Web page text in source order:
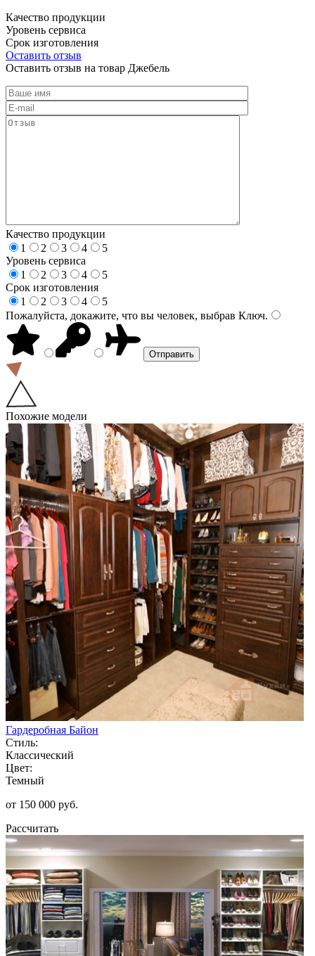
Качество продукции
Уровень сервиса
Срок изготовления
Оставить отзыв
Оставить отзыв на товар Джебель
Качество продукции
1
2 3 4
5
Уровень сервиса
1
2 3 4
5
Срок изготовления
1
2 3 4
5
Пожалуйста, докажите, что вы человек, выбрав Ключ.
Похожие модели
Гардеробная Байон
Стиль:
Классический
Цвет:
Темный
от 150 000 руб.
Рассчитать